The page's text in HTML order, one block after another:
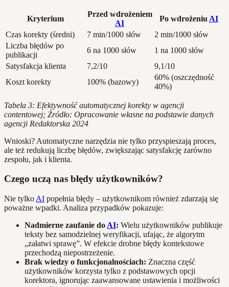
Kryterium
Przed wdrożeniem
AI
Po wdrożeniu AI
Czas korekty (średni)
7 min/1000 słów
2 min/1000 słów
Liczba błędów po
publikacji
6 na 1000 słów
1 na 1000 słów
Satysfakcja klienta
7,2/10
9,1/10
Koszt korekty
100% (bazowy)
60% (oszczędność
40%)
Tabela 3: Efektywność automatycznej korekty w agencji
contentowej; Źródło: Opracowanie własne na podstawie danych
agencji Redaktorska 2024
Wnioski? Automatyczne narzędzia nie tylko przyspieszają proces,
ale też redukują liczbę błędów, zwiększając satysfakcję zarówno
zespołu, jak i klienta.
Czego uczą nas błędy użytkowników?
Nie tylko AI popełnia błędy – użytkownikom również zdarzają się
poważne wpadki. Analiza przypadków pokazuje:
Nadmierne zaufanie do AI: Wielu użytkowników publikuje
teksty bez samodzielnej weryfikacji, ufając, że algorytm
„załatwi sprawę”. W efekcie drobne błędy kontekstowe
przechodzą niepostrzeżenie.
Brak wiedzy o funkcjonalnościach: Znaczna część
użytkowników korzysta tylko z podstawowych opcji
korektora, ignorując zaawansowane ustawienia i możliwości